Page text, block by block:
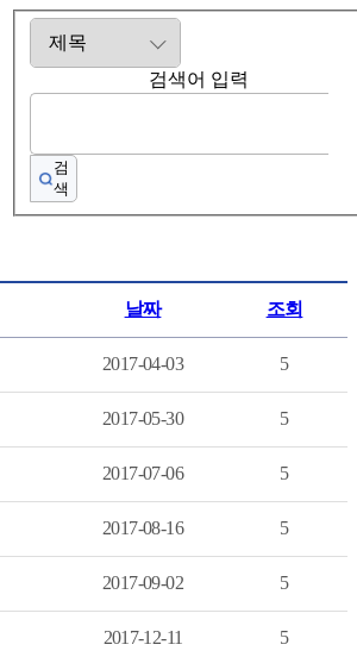
검색어 입력
검
색
날짜 조회
2017-04-03 5
2017-05-30 5
2017-07-06 5
2017-08-16 5
2017-09-02 5
2017-12-11 5